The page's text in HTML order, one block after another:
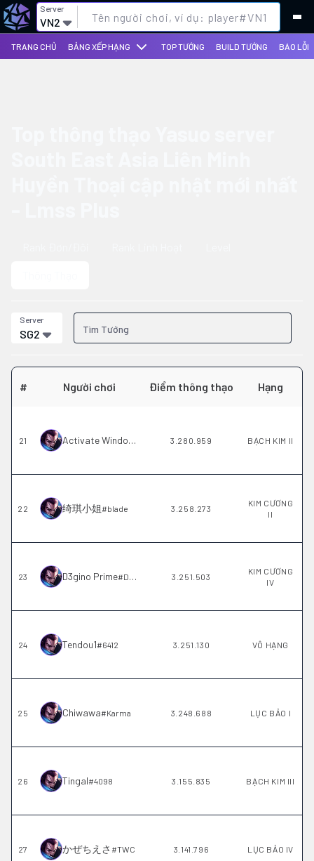
Server
VN2
TRANG CHỦ BẢNG XẾP HẠNG TOP TƯỚNG BUILD TƯỚNG BÁO LỖI
Server
SG2
# Người chơi Điểm thông thạo Hạng
21 Activate Windows 3.280.959 BẠCH KIM II
22 绮琪小姐 #blade 3.258.273
KIM CƯƠNG
II
23 D3gino Prime#Delta 3.251.503
KIM CƯƠNG
IV
24 Tendou1#6412 3.251.130 VÔ HẠNG
25 Chiwawa#Karma 3.248.688 LỤC BẢO I
26 Tingal#4098 3.155.835 BẠCH KIM III
27 かぜちえさ #TWC 3.141.796 LỤC BẢO IV